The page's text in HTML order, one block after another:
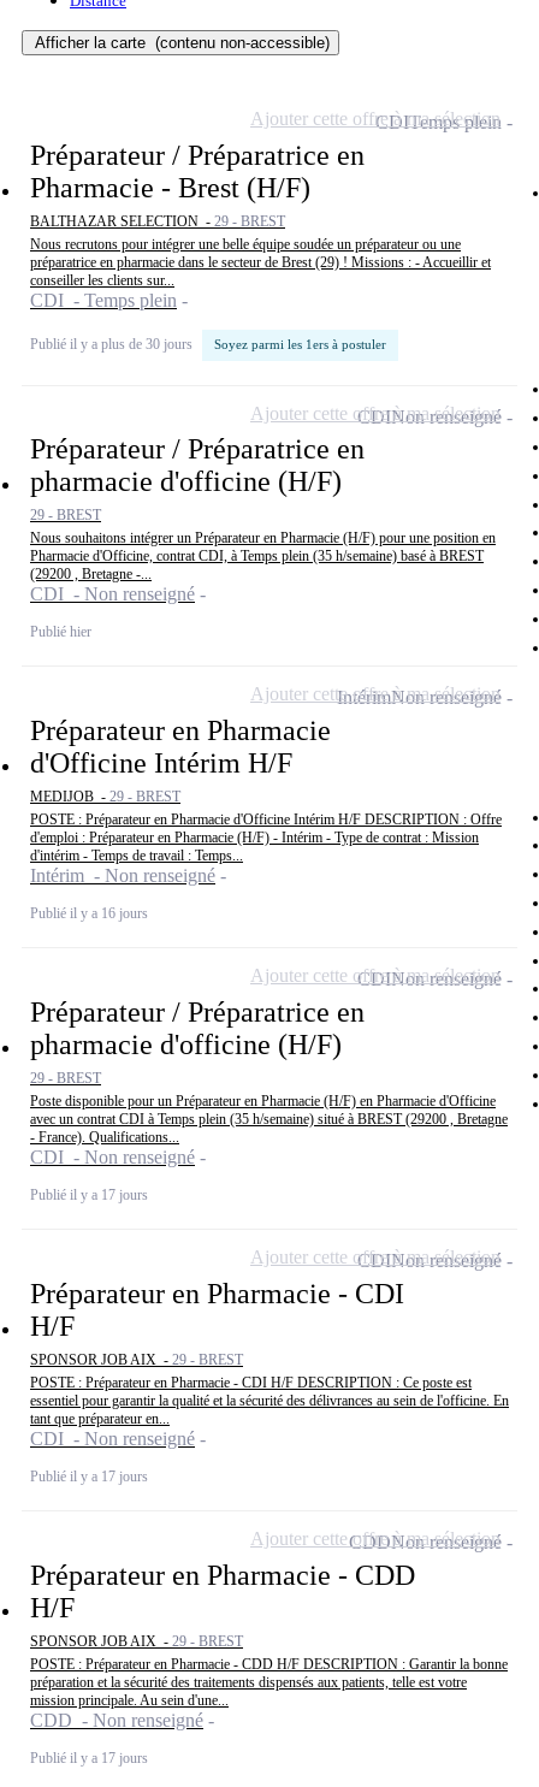
Afficher la carte (contenu non-accessible)
Préparateur / Préparatrice en
Pharmacie - Brest (H/F)
BALTHAZAR SELECTION - 29 - BREST
Nous recrutons pour intégrer une belle équipe soudée un préparateur ou une
préparatrice en pharmacie dans le secteur de Brest (29) ! Missions : - Accueillir et
conseiller les clients sur...
CDI - Temps plein
Publié il y a plus de 30 jours Soyez parmi les 1ers à postuler
CDITemps plein
Ajouter cette offre à ma sélection
Préparateur / Préparatrice en
pharmacie d'officine (H/F)
29 - BREST
Nous souhaitons intégrer un Préparateur en Pharmacie (H/F) pour une position en
Pharmacie d'Officine, contrat CDI, à Temps plein (35 h/semaine) basé à BREST
(29200 , Bretagne -...
CDI - Non renseigné
Publié hier
CDINon renseigné
Ajouter cette offre à ma sélection
Préparateur en Pharmacie
d'Officine Intérim H/F
MEDIJOB - 29 - BREST
POSTE : Préparateur en Pharmacie d'Officine Intérim H/F DESCRIPTION : Offre
d'emploi : Préparateur en Pharmacie (H/F) - Intérim - Type de contrat : Mission
d'intérim - Temps de travail : Temps...
Intérim - Non renseigné
Publié il y a 16 jours
IntérimNon renseigné
Ajouter cette offre à ma sélection
Préparateur / Préparatrice en
pharmacie d'officine (H/F)
29 - BREST
Poste disponible pour un Préparateur en Pharmacie (H/F) en Pharmacie d'Officine
avec un contrat CDI à Temps plein (35 h/semaine) situé à BREST (29200 , Bretagne
- France). Qualifications...
CDI - Non renseigné
Publié il y a 17 jours
CDINon renseigné
Ajouter cette offre à ma sélection
Préparateur en Pharmacie - CDI
H/F
SPONSOR JOB AIX - 29 - BREST
POSTE : Préparateur en Pharmacie - CDI H/F DESCRIPTION : Ce poste est
essentiel pour garantir la qualité et la sécurité des délivrances au sein de l'officine. En
tant que préparateur en...
CDI - Non renseigné
Publié il y a 17 jours
CDINon renseigné
Ajouter cette offre à ma sélection
Préparateur en Pharmacie - CDD
H/F
SPONSOR JOB AIX - 29 - BREST
POSTE : Préparateur en Pharmacie - CDD H/F DESCRIPTION : Garantir la bonne
préparation et la sécurité des traitements dispensés aux patients, telle est votre
mission principale. Au sein d'une...
CDD - Non renseigné
Publié il y a 17 jours
CDDNon renseigné
Ajouter cette offre à ma sélection